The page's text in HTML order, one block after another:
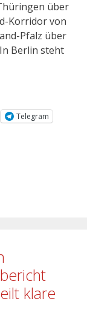
über
Korridor von
Pfalz über
Berlin steht
Telegram
klare